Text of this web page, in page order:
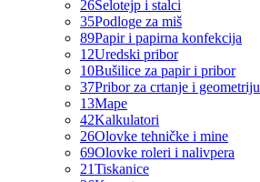
26Selotejp i stalci
35Podloge za miš
89Papir i papirna konfekcija
12Uredski pribor
10Bušilice za papir i pribor
37Pribor za crtanje i geometriju
13Mape
42Kalkulatori
26Olovke tehničke i mine
69Olovke roleri i nalivpera
21Tiskanice